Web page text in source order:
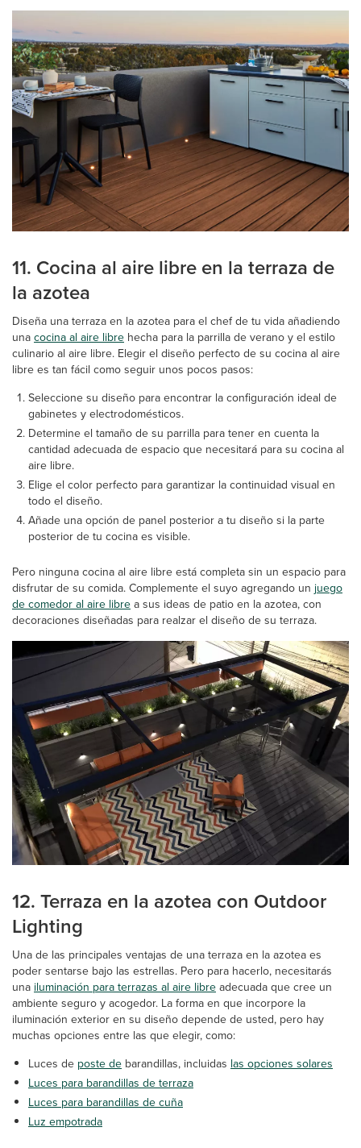
11. Cocina al aire libre en la terraza de
la azotea
Diseña una terraza en la azotea para el chef de tu vida añadiendo
unacocina al aire libre hecha para la parrilla de verano y el estilo
culinario al aire libre. Elegir el diseño perfecto de su cocina al aire
libre es tan fácil como seguir unos pocos pasos:
Seleccione su diseño para encontrar la configuración ideal de
gabinetes y electrodomésticos.
Determine el tamaño de su parrilla para tener en cuenta la
cantidad adecuada de espacio que necesitará para su cocina al
aire libre.
Elige el color perfecto para garantizar la continuidad visual en
todo el diseño.
Añade una opción de panel posterior a tu diseño si la parte
posterior de tu cocina es visible.
Pero ninguna cocina al aire libre está completa sin un espacio para
disfrutar de su comida. Complemente el suyo agregando un juego
de comedor al aire librea sus ideas de patio en la azotea, con
decoraciones diseñadas para realzar el diseño de su terraza.
12. Terraza en la azotea con Outdoor
Lighting
Una de las principales ventajas de una terraza en la azotea es
poder sentarse bajo las estrellas. Pero para hacerlo, necesitarás
una iluminación para terrazas al aire libreadecuada que cree un
ambiente seguro y acogedor. La forma en que incorpore la
iluminación exterior en su diseño depende de usted, pero hay
muchas opciones entre las que elegir, como:
Luces de poste de barandillas, incluidas las opciones solares
Luces para barandillas de terraza
Luces para barandillas de cuña
Luz empotrada